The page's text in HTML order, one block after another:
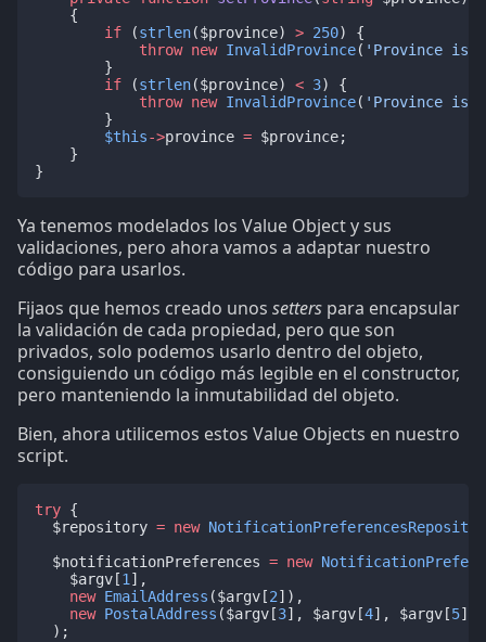
    {
if (strlen($province) > 250) {
throw new InvalidProvince( 'Province is
        }
if (strlen($province) < 3) {
throw new InvalidProvince( 'Province is
        }
$this->province = $province;
    }
}
Ya tenemos modelados los Value Object y sus
validaciones, pero ahora vamos a adaptar nuestro
código para usarlos.
Fijaos que hemos creado unos setters para encapsular
la validación de cada propiedad, pero que son
privados, solo podemos usarlo dentro del objeto,
consiguiendo un código más legible en el constructor,
pero manteniendo la inmutabilidad del objeto.
Bien, ahora utilicemos estos Value Objects en nuestro
script.
try {
  $repository
= new
  $notificationPreferences
= new
    $argv[
1 ],
new EmailAddress ($argv[2]),
new PostalAddress ($argv[3], $argv[4], $argv[5],
  );